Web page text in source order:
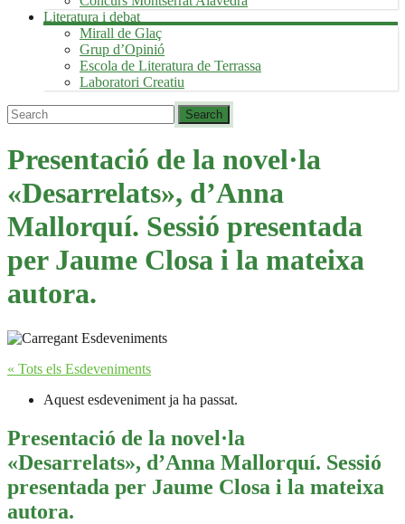
Literatura i debat
Mirall de Glaç
Grup d’Opinió
Escola de Literatura de Terrassa
Laboratori Creatiu
Presentació de la novel·la
«Desarrelats», d’Anna
Mallorquí. Sessió presentada
per Jaume Closa i la mateixa
autora.
« Tots els Esdeveniments
Aquest esdeveniment ja ha passat.
Presentació de la novel·la
«Desarrelats», d’Anna Mallorquí. Sessió
presentada per Jaume Closa i la mateixa
autora.